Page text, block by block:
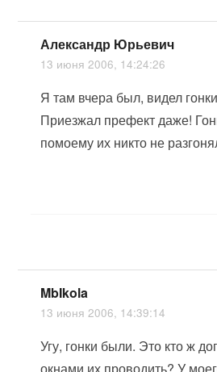
Александр Юрьевич
13 июня 2006, 14:24:26
Я там вчера был, видел
Приезжал префект даже!
помоему их никто не
MbIkola
13 июня 2006, 14:39:14
Угу, гонки были. Это кто ж